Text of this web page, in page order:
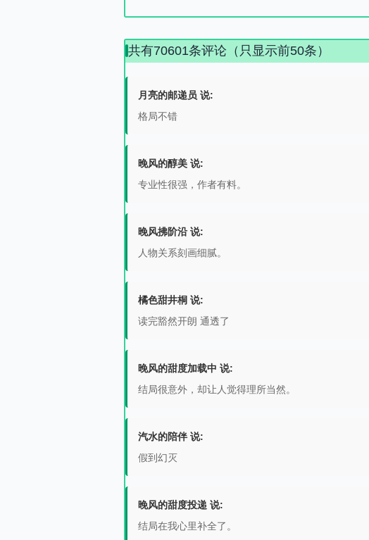
共有70601条评论（只显示前50条）
月亮的邮递员 说:
格局不错
晚风的醇美 说:
专业性很强，作者有料。
晚风拂阶沿 说:
人物关系刻画细腻。
橘色甜井桐 说:
读完豁然开朗 通透了
晚风的甜度加载中 说:
结局很意外，却让人觉得理所当然。
汽水的陪伴 说:
假到幻灭
晚风的甜度投递 说:
结局在我心里补全了。